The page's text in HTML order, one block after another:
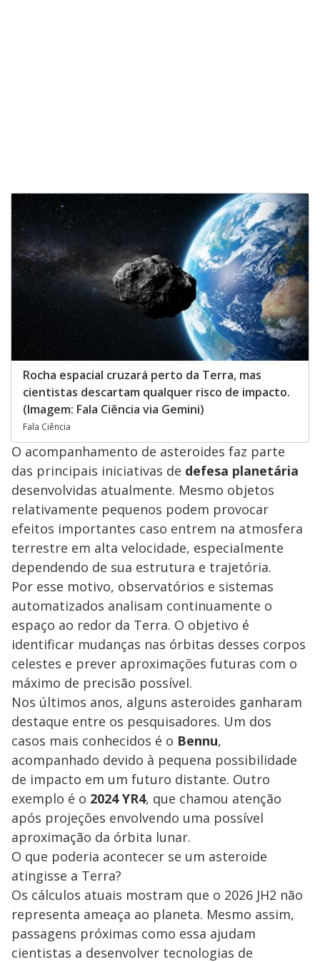
Rocha espacial cruzará perto da Terra, mas
cientistas descartam qualquer risco de impacto.
(Imagem: Fala Ciência via Gemini)
Fala Ciência
O acompanhamento de asteroides faz parte
das principais iniciativas de defesa planetária
desenvolvidas atualmente. Mesmo objetos
relativamente pequenos podem provocar
efeitos importantes caso entrem na atmosfera
terrestre em alta velocidade, especialmente
dependendo de sua estrutura e trajetória.
Por esse motivo, observatórios e sistemas
automatizados analisam continuamente o
espaço ao redor da Terra. O objetivo é
identificar mudanças nas órbitas desses corpos
celestes e prever aproximações futuras com o
máximo de precisão possível.
Nos últimos anos, alguns asteroides ganharam
destaque entre os pesquisadores. Um dos
casos mais conhecidos é o Bennu,
acompanhado devido à pequena possibilidade
de impacto em um futuro distante. Outro
exemplo é o 2024 YR4, que chamou atenção
após projeções envolvendo uma possível
aproximação da órbita lunar.
O que poderia acontecer se um asteroide
atingisse a Terra?
Os cálculos atuais mostram que o 2026 JH2 não
representa ameaça ao planeta. Mesmo assim,
passagens próximas como essa ajudam
cientistas a desenvolver tecnologias de